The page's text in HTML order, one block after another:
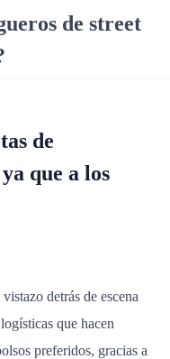
de street
de
que a los
detrás de escena
que hacen
preferidos, gracias a